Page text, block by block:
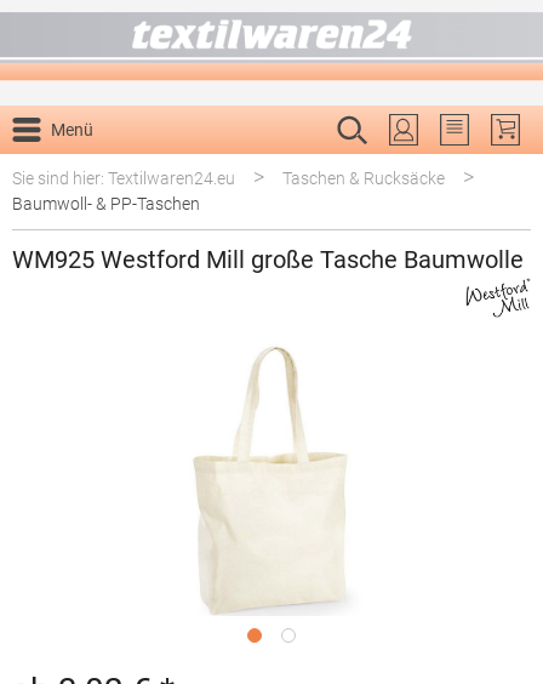
Menü
Du hast 0
Sie sind hier: Textilwaren24.eu
> Taschen & Rucksäcke >
Baumwoll- & PP-Taschen
WM925 Westford Mill große Tasche Baumwolle